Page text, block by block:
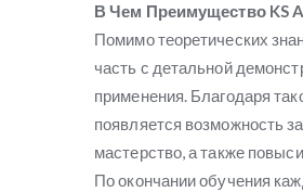
В Чем Преимущество KS
Помимо теоретических
часть с детальной
применения. Благодаря
появляется возможность
мастерство, а также
По окончании обучения